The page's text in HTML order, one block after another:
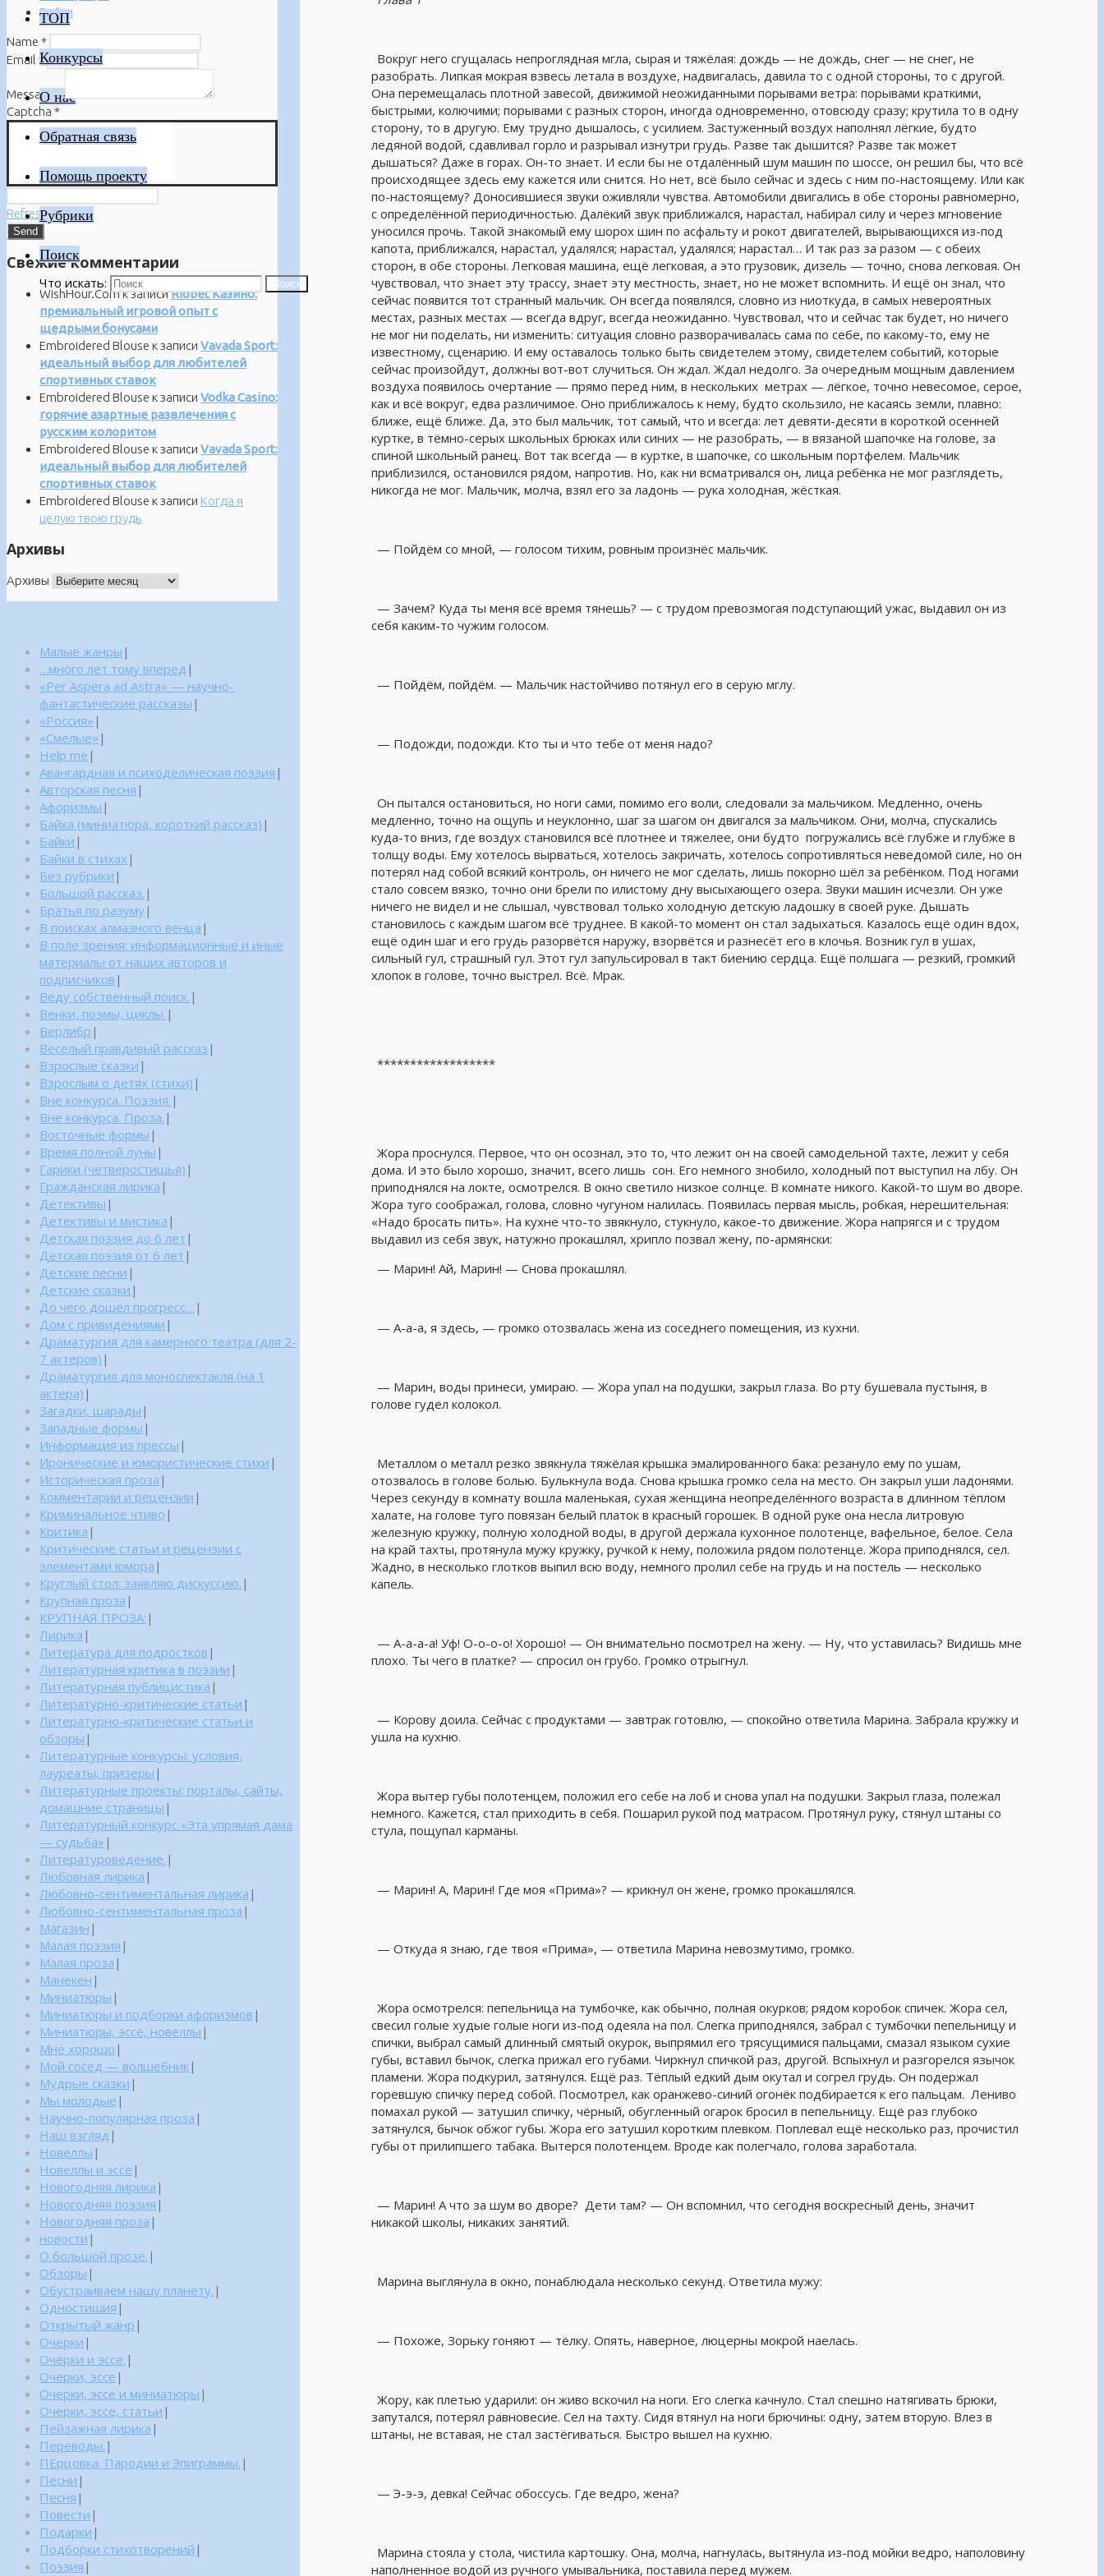
ТОП
Конкурсы
О нас
Обратная связь
Помощь проекту
Рубрики
Поиск
Что искать: Поиск
Вокруг него сгущалась непроглядная мгла, сырая и тяжёлая: дождь — не дождь, снег — не снег, не
разобрать. Липкая мокрая взвесь летала в воздухе, надвигалась, давила то с одной стороны, то с другой.
Она перемещалась плотной завесой, движимой неожиданными порывами ветра: порывами краткими,
быстрыми, колючими; порывами с разных сторон, иногда одновременно, отовсюду сразу; крутила то в одну
сторону, то в другую. Ему трудно дышалось, с усилием. Застуженный воздух наполнял лёгкие, будто
ледяной водой, сдавливал горло и разрывал изнутри грудь. Разве так дышится? Разве так может
дышаться? Даже в горах. Он-то знает. И если бы не отдалённый шум машин по шоссе, он решил бы, что всё
происходящее здесь ему кажется или снится. Но нет, всё было сейчас и здесь с ним по-настоящему. Или как
по-настоящему? Доносившиеся звуки оживляли чувства. Автомобили двигались в обе стороны равномерно,
с определённой периодичностью. Далёкий звук приближался, нарастал, набирал силу и через мгновение
уносился прочь. Такой знакомый ему шорох шин по асфальту и рокот двигателей, вырывающихся из-под
капота, приближался, нарастал, удалялся; нарастал, удалялся; нарастал… И так раз за разом — с обеих
сторон, в обе стороны. Легковая машина, ещё легковая, а это грузовик, дизель — точно, снова легковая. Он
чувствовал, что знает эту трассу, знает эту местность, знает, но не может вспомнить. И ещё он знал, что
сейчас появится тот странный мальчик. Он всегда появлялся, словно из ниоткуда, в самых невероятных
местах, разных местах — всегда вдруг, всегда неожиданно. Чувствовал, что и сейчас так будет, но ничего
не мог ни поделать, ни изменить: ситуация словно разворачивалась сама по себе, по какому-то, ему не
известному, сценарию. И ему оставалось только быть свидетелем этому, свидетелем событий, которые
сейчас произойдут, должны вот-вот случиться. Он ждал. Ждал недолго. За очередным мощным давлением
воздуха появилось очертание — прямо перед ним, в нескольких метрах — лёгкое, точно невесомое, серое,
как и всё вокруг, едва различимое. Оно приближалось к нему, будто скользило, не касаясь земли, плавно:
ближе, ещё ближе. Да, это был мальчик, тот самый, что и всегда: лет девяти-десяти в короткой осенней
куртке, в тёмно-серых школьных брюках или синих — не разобрать, — в вязаной шапочке на голове, за
спиной школьный ранец. Вот так всегда — в куртке, в шапочке, со школьным портфелем. Мальчик
приблизился, остановился рядом, напротив. Но, как ни всматривался он, лица ребёнка не мог разглядеть,
никогда не мог. Мальчик, молча, взял его за ладонь — рука холодная, жёсткая.
— Пойдём со мной, — голосом тихим, ровным произнёс мальчик.
— Зачем? Куда ты меня всё время тянешь? — с трудом превозмогая подступающий ужас, выдавил он из
себя каким-то чужим голосом.
— Пойдём, пойдём. — Мальчик настойчиво потянул его в серую мглу.
— Подожди, подожди. Кто ты и что тебе от меня надо?
Он пытался остановиться, но ноги сами, помимо его воли, следовали за мальчиком. Медленно, очень
медленно, точно на ощупь и неуклонно, шаг за шагом он двигался за мальчиком. Они, молча, спускались
куда-то вниз, где воздух становился всё плотнее и тяжелее, они будто погружались всё глубже и глубже в
толщу воды. Ему хотелось вырваться, хотелось закричать, хотелось сопротивляться неведомой силе, но он
потерял над собой всякий контроль, он ничего не мог сделать, лишь покорно шёл за ребёнком. Под ногами
стало совсем вязко, точно они брели по илистому дну высыхающего озера. Звуки машин исчезли. Он уже
ничего не видел и не слышал, чувствовал только холодную детскую ладошку в своей руке. Дышать
становилось с каждым шагом всё труднее. В какой-то момент он стал задыхаться. Казалось ещё один вдох,
ещё один шаг и его грудь разорвётся наружу, взорвётся и разнесёт его в клочья. Возник гул в ушах,
сильный гул, страшный гул. Этот гул запульсировал в такт биению сердца. Ещё полшага — резкий, громкий
хлопок в голове, точно выстрел. Всё. Мрак.
******************
Жора проснулся. Первое, что он осознал, это то, что лежит он на своей самодельной тахте, лежит у себя
дома. И это было хорошо, значит, всего лишь сон. Его немного знобило, холодный пот выступил на лбу. Он
приподнялся на локте, осмотрелся. В окно светило низкое солнце. В комнате никого. Какой-то шум во дворе.
Жора туго соображал, голова, словно чугуном налилась. Появилась первая мысль, робкая, нерешительная:
«Надо бросать пить». На кухне что-то звякнуло, стукнуло, какое-то движение. Жора напрягся и с трудом
выдавил из себя звук, натужно прокашлял, хрипло позвал жену, по-армянски:
— Марин! Ай, Марин! — Снова прокашлял.
— А-а-а, я здесь, — громко отозвалась жена из соседнего помещения, из кухни.
— Марин, воды принеси, умираю. — Жора упал на подушки, закрыл глаза. Во рту бушевала пустыня, в
голове гудел колокол.
Металлом о металл резко звякнула тяжёлая крышка эмалированного бака: резануло ему по ушам,
отозвалось в голове болью. Булькнула вода. Снова крышка громко села на место. Он закрыл уши ладонями.
Через секунду в комнату вошла маленькая, сухая женщина неопределённого возраста в длинном тёплом
халате, на голове туго повязан белый платок в красный горошек. В одной руке она несла литровую
железную кружку, полную холодной воды, в другой держала кухонное полотенце, вафельное, белое. Села
на край тахты, протянула мужу кружку, ручкой к нему, положила рядом полотенце. Жора приподнялся, сел.
Жадно, в несколько глотков выпил всю воду, немного пролил себе на грудь и на постель — несколько
капель.
— А-а-а-а! Уф! О-о-о-о! Хорошо! — Он внимательно посмотрел на жену. — Ну, что уставилась? Видишь мне
плохо. Ты чего в платке? — спросил он грубо. Громко отрыгнул.
— Корову доила. Сейчас с продуктами — завтрак готовлю, — спокойно ответила Марина. Забрала кружку и
ушла на кухню.
Жора вытер губы полотенцем, положил его себе на лоб и снова упал на подушки. Закрыл глаза, полежал
немного. Кажется, стал приходить в себя. Пошарил рукой под матрасом. Протянул руку, стянул штаны со
стула, пощупал карманы.
— Марин! А, Марин! Где моя «Прима»? — крикнул он жене, громко прокашлялся.
— Откуда я знаю, где твоя «Прима», — ответила Марина невозмутимо, громко.
Жора осмотрелся: пепельница на тумбочке, как обычно, полная окурков; рядом коробок спичек. Жора сел,
свесил голые худые голые ноги из-под одеяла на пол. Слегка приподнялся, забрал с тумбочки пепельницу и
спички, выбрал самый длинный смятый окурок, выпрямил его трясущимися пальцами, смазал языком сухие
губы, вставил бычок, слегка прижал его губами. Чиркнул спичкой раз, другой. Вспыхнул и разгорелся язычок
пламени. Жора подкурил, затянулся. Ещё раз. Тёплый едкий дым окутал и согрел грудь. Он подержал
горевшую спичку перед собой. Посмотрел, как оранжево-синий огонёк подбирается к его пальцам. Лениво
помахал рукой — затушил спичку, чёрный, обугленный огарок бросил в пепельницу. Ещё раз глубоко
затянулся, бычок обжог губы. Жора его затушил коротким плевком. Поплевал ещё несколько раз, прочистил
губы от прилипшего табака. Вытерся полотенцем. Вроде как полегчало, голова заработала.
— Марин! А что за шум во дворе? Дети там? — Он вспомнил, что сегодня воскресный день, значит
никакой школы, никаких занятий.
Марина выглянула в окно, понаблюдала несколько секунд. Ответила мужу:
— Похоже, Зорьку гоняют — тёлку. Опять, наверное, люцерны мокрой наелась.
Жору, как плетью ударили: он живо вскочил на ноги. Его слегка качнуло. Стал спешно натягивать брюки,
запутался, потерял равновесие. Сел на тахту. Сидя втянул на ноги брючины: одну, затем вторую. Влез в
штаны, не вставая, не стал застёгиваться. Быстро вышел на кухню.
— Э-э-э, девка! Сейчас обоссусь. Где ведро, жена?
Марина стояла у стола, чистила картошку. Она, молча, нагнулась, вытянула из-под мойки ведро, наполовину
наполненное водой из ручного умывальника, поставила перед мужем.
Войти
Name *
Email *
Message*
Captcha *
Refresh
Свежие комментарии
WishHour.Comк записиRiobet Казино:
премиальный игровой опыт с
щедрыми бонусами
Embroidered Blouse к записи Vavada Sport:
идеальный выбор для любителей
спортивных ставок
Embroidered Blouse к записи Vodka Casino:
горячие азартные развлечения с
русским колоритом
Embroidered Blouse к записи Vavada Sport:
идеальный выбор для любителей
спортивных ставок
Embroidered Blouse к записи Когда я
целую твою грудь
Архивы
Архивы
Малые жанры |
…много лет тому вперед |
«Per Aspera ad Astra» — научно-
фантастические рассказы |
«Россия» |
«Смелые» |
Help me |
Авангардная и психоделическая поэзия |
Авторская песня |
Афоризмы |
Байка (миниатюра, короткий рассказ) |
Байки |
Байки в стихах |
Без рубрики |
Большой рассказ. |
Братья по разуму|
В поисках алмазного венца |
В поле зрения: информационные и иные
материалы от наших авторов и
подписчиков |
Веду собственный поиск. |
Венки, поэмы, циклы. |
Верлибр |
Веселый правдивый рассказ |
Взрослые сказки |
Взрослым о детях (стихи) |
Вне конкурса. Поэзия. |
Вне конкурса. Проза. |
Восточные формы |
Время полной луны |
Гарики (четверостишья) |
Гражданская лирика |
Детективы |
Детективы и мистика |
Детская поэзия до 6 лет |
Детская поэзия от 6 лет |
Детские песни |
Детские сказки |
До чего дошел прогресс… |
Дом с привидениями |
Драматургия для камерного театра (для 2-
7 актеров) |
Драматургия для моноспектакля (на 1
актера) |
Загадки, шарады |
Западные формы |
Информация из прессы |
Иронические и юмористические стихи |
Историческая проза |
Комментарии и рецензии |
Криминальное чтиво |
Критика |
Критические статьи и рецензии с
элементами юмора |
Круглый стол: заявляю дискуссию. |
Крупная проза |
КРУПНАЯ ПРОЗА: |
Лирика |
Литература для подростков |
Литературная критика в поэзии |
Литературная публицистика |
Литературно-критические статьи |
Литературно-критические статьи и
обзоры |
Литературные конкурсы: условия,
лауреаты, призеры |
Литературные проекты: порталы, сайты,
домашние страницы |
Литературный конкурс «Эта упрямая дама
— судьба» |
Литературоведение. |
Любовная лирика |
Любовно-сентиментальная лирика |
Любовно-сентиментальная проза |
Магазин |
Малая поэзия |
Малая проза |
Манекен |
Миниатюры |
Миниатюры и подборки афоризмов |
Миниатюры, эссе, новеллы |
Мне хорошо |
Мой сосед — волшебник|
Мудрые сказки |
Мы молодые |
Научно-популярная проза |
Наш взгляд |
Новеллы |
Новеллы и эссе |
Новогодняя лирика |
Новогодняя поэзия |
Новогодняя проза |
новости |
О большой прозе. |
Обзоры |
Обустраиваем нашу планету. |
Одностишия |
Открытый жанр |
Очерки |
Очерки и эссе. |
Очерки, эссе |
Очерки, эссе и миниатюры |
Очерки, эссе, статьи |
Пейзажная лирика |
Переводы. |
ПЕрцовка. Пародии и Эпиграммы. |
Песни |
Песня |
Повести |
Подарки |
Подборки стихотворений |
Поэзия |